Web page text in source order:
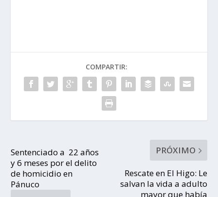
COMPARTIR:
Sentenciado a 22 años
y 6 meses por el delito
de homicidio en
Pánuco
PRÓXIMO
Rescate en El Higo: Le
salvan la vida a adulto
mayor que había